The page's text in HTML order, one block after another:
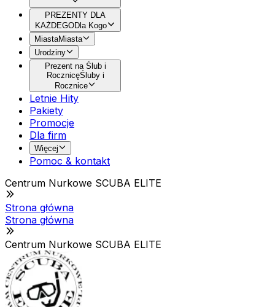
PREZENTY DLA
KAŻDEGODla Kogo
MiastaMiasta
Urodziny
Prezent na Ślub i
RocznicęŚluby i
Rocznice
Letnie Hity
Pakiety
Promocje
Dla firm
Więcej
Pomoc & kontakt
Centrum Nurkowe SCUBA ELITE
Strona główna
Strona główna
Centrum Nurkowe SCUBA ELITE